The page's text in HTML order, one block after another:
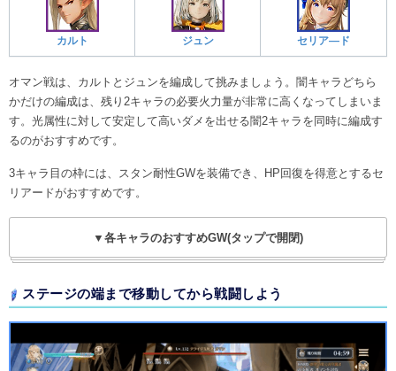
カルト ジュン セリア―ド
オマン戦は、カルトとジュンを編成して挑みましょう。闇キャラどちら
かだけの編成は、残り2キャラの必要火力量が非常に高くなってしまいま
す。光属性に対して安定して高いダメを出せる闇2キャラを同時に編成す
るのがおすすめです。
3キャラ目の枠には、スタン耐性GWを装備でき、HP回復を得意とするセ
リアードがおすすめです。
▼各キャラのおすすめGW(タップで開閉)
ステージの端まで移動してから戦闘しよう